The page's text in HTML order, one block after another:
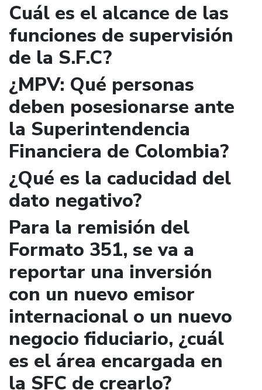
Cuál es el alcance de las
funciones de supervisión
de la S.F.C?
¿MPV: Qué personas
deben posesionarse ante
la Superintendencia
Financiera de Colombia?
¿Qué es la caducidad del
dato negativo?
Para la remisión del
Formato 351, se va a
reportar una inversión
con un nuevo emisor
internacional o un nuevo
negocio fiduciario, ¿cuál
es el área encargada en
la SFC de crearlo?